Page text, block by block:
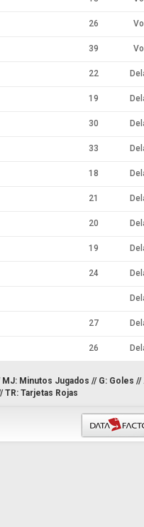
26
39
22
19
30
33
18
21
20
19
24
27
26
Minutos Jugados // G: Goles
TR: Tarjetas Rojas